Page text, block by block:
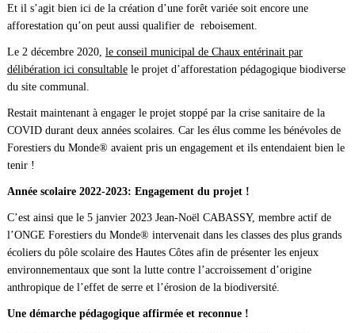
Et il s’agit bien ici de la création d’une forêt variée soit encore une
afforestation qu’on peut aussi qualifier de reboisement.
Le 2 décembre 2020, le conseil municipal de Chaux entérinait par
délibération ici consultablele projet d’afforestation pédagogique biodiverse
du site communal.
Restait maintenant à engager le projet stoppé par la crise sanitaire de la
COVID durant deux années scolaires. Car les élus comme les bénévoles de
Forestiers du Monde® avaient pris un engagement et ils entendaient bien le
tenir !
Année scolaire 2022-2023: Engagement du projet !
C’est ainsi que le 5 janvier 2023 Jean-Noël CABASSY, membre actif de
l’ONGE Forestiers du Monde® intervenait dans les classes des plus grands
écoliers du pôle scolaire des Hautes Côtes afin de présenter les enjeux
environnementaux que sont la lutte contre l’accroissement d’origine
anthropique de l’effet de serre et l’érosion de la biodiversité.
Une démarche pédagogique affirmée et reconnue !